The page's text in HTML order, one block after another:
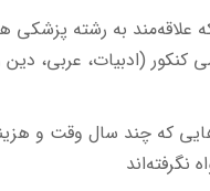
علاقه‌مند به رشته پزشکی
کنکور (ادبیات، عربی،
که چند سال وقت و
نگرفته‌اند